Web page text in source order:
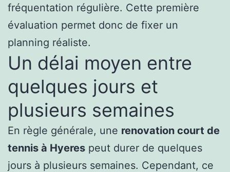
fréquentation régulière. Cette première
évaluation permet donc de fixer un
planning réaliste.
Un délai moyen entre
quelques jours et
plusieurs semaines
En règle générale, une renovation court de
tennis à Hyeres peut durer de quelques
jours à plusieurs semaines. Cependant, ce